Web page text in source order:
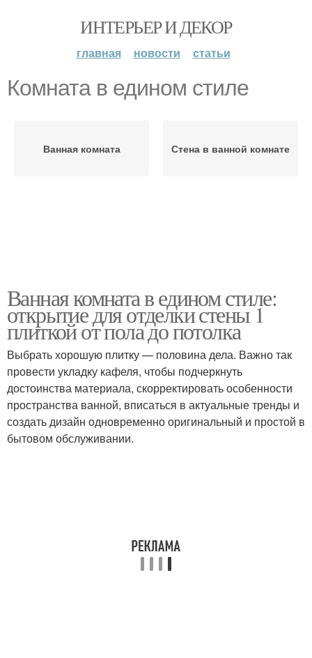
ИНТЕРЬЕР И ДЕКОР
главная новости статьи
Комната в едином стиле
Ванная комната Стена в ванной комнате
Ванная комната в едином стиле:
открытие для отделки стены 1
плиткой от пола до потолка
Выбрать хорошую плитку — половина дела. Важно так
провести укладку кафеля, чтобы подчеркнуть
достоинства материала, скорректировать особенности
пространства ванной, вписаться в актуальные тренды и
создать дизайн одновременно оригинальный и простой в
бытовом обслуживании.